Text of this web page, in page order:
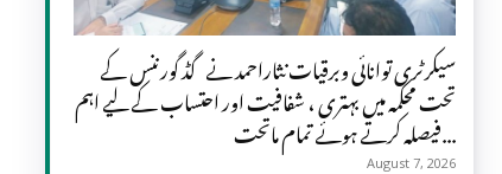
سیکرٹری توانائی وبرقیات نثاراحمد نے گڈ گورننس کے
تحت محکمہ میں بہتری ، شفافیت اور احتساب کے لیے اہم
فیصلہ کرتے ہوئے تمام ماتحت...
August 7, 2026